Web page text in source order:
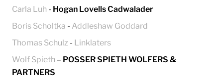
Carla Luh - Hogan Lovells Cadwalader
Boris Scholtka - Addleshaw Goddard
Thomas Schulz - Linklaters
Wolf Spieth – POSSER SPIETH WOLFERS &
PARTNERS